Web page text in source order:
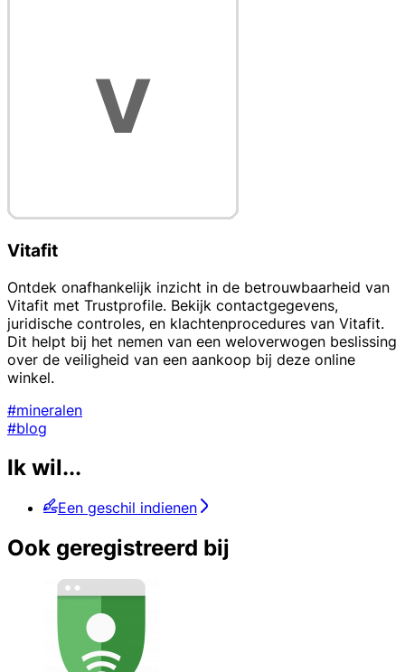
Vitafit
Ontdek onafhankelijk inzicht in de betrouwbaarheid van
Vitafit met Trustprofile. Bekijk contactgegevens,
juridische controles, en klachtenprocedures van Vitafit.
Dit helpt bij het nemen van een weloverwogen beslissing
over de veiligheid van een aankoop bij deze online
winkel.
#mineralen
#blog
Ik wil...
Een geschil indienen
Ook geregistreerd bij